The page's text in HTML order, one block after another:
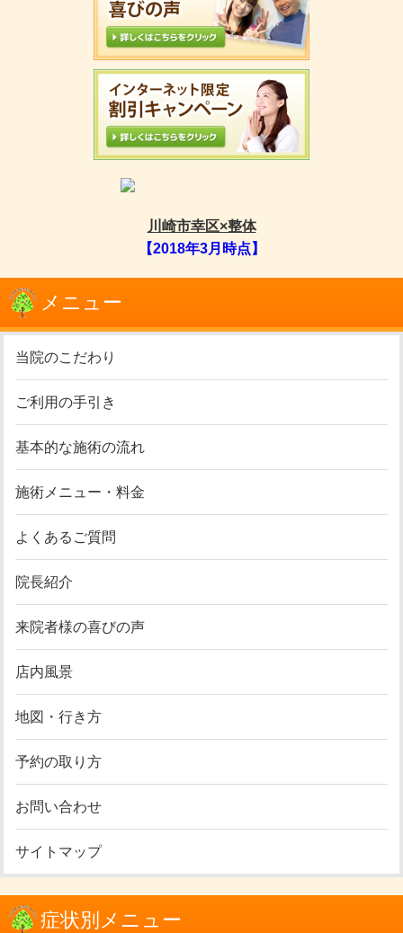
川崎市幸区×整体
【2018年3月時点】
メニュー
当院のこだわり
ご利用の手引き
基本的な施術の流れ
施術メニュー・料金
よくあるご質問
院長紹介
来院者様の喜びの声
店内風景
地図・行き方
予約の取り方
お問い合わせ
サイトマップ
症状別メニュー